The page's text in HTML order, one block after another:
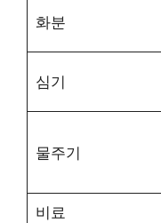
화분
심기
물주기
비료